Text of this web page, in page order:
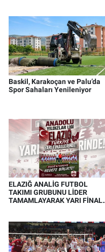
Baskil, Karakoçan ve Palu’da
Spor Sahaları Yenileniyor
ELAZIĞ ANALİG FUTBOL
TAKIMI GRUBUNU LİDER
TAMAMLAYARAK YARI